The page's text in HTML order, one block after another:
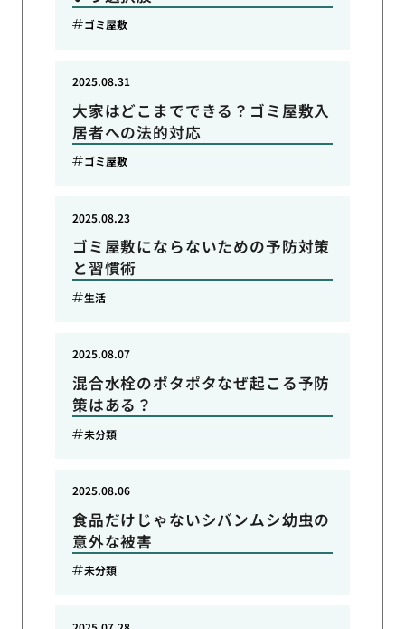
ゴミ屋敷
大家はどこまでできる？ゴミ屋敷入
居者への法的対応
2025.08.31
ゴミ屋敷
ゴミ屋敷にならないための予防対策
と習慣術
2025.08.23
生活
混合水栓のポタポタなぜ起こる予防
策はある？
2025.08.07
未分類
食品だけじゃないシバンムシ幼虫の
意外な被害
2025.08.06
未分類